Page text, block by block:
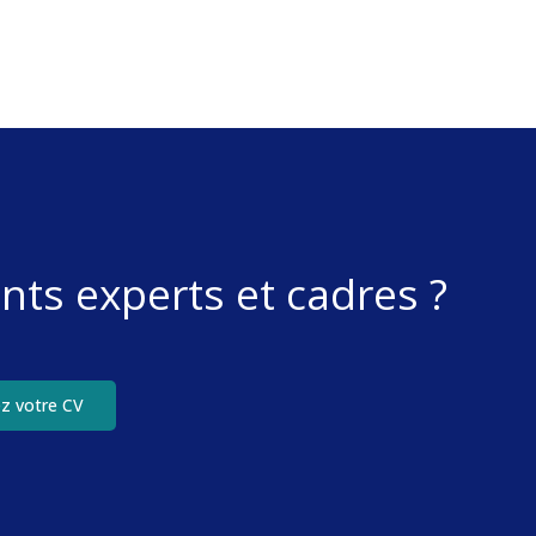
experts et cadres ?
votre CV